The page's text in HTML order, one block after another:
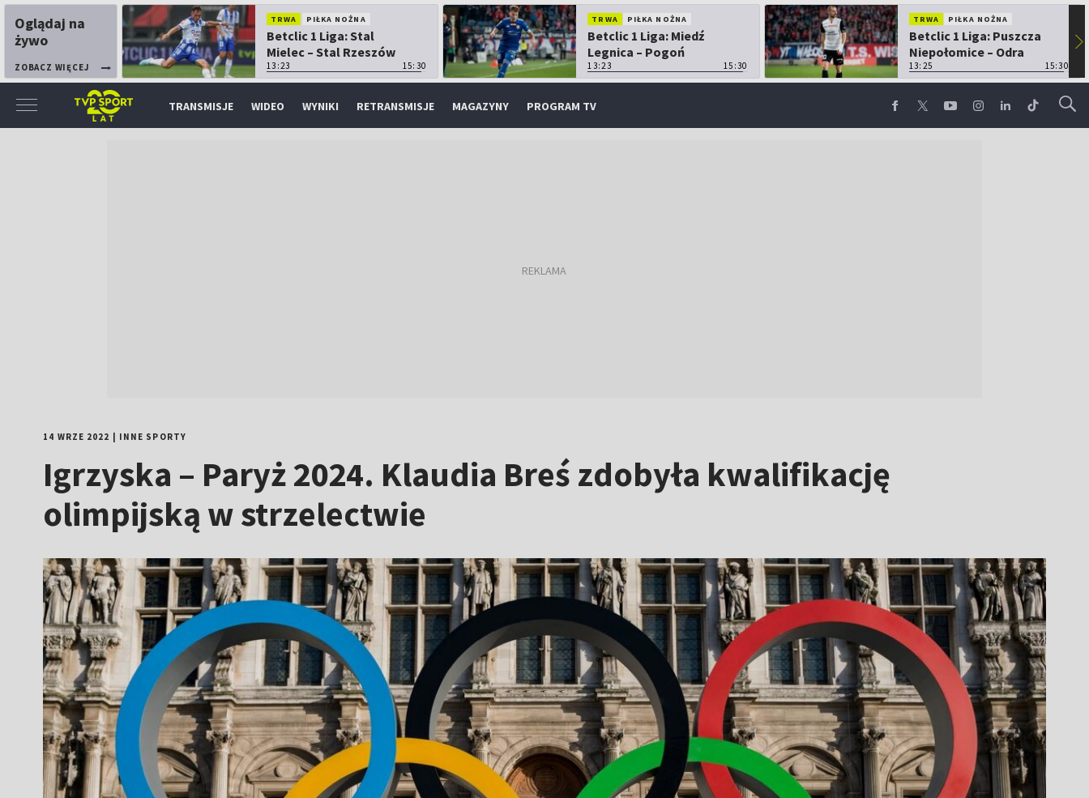
Oglądaj na
żywo
ZOBACZ WIĘCEJ
TRWA PIŁKA NOŻNA
Betclic 1 Liga: Stal
Mielec – Stal Rzeszów
13:23 15:30
TRWA PIŁKA NOŻNA
Betclic 1 Liga: Miedź
Legnica – Pogoń
Grodzisk Mazowiecki
13:23 15:30
TRWA PIŁKA NOŻNA
Betclic 1 Liga: Puszcza
Niepołomice – Odra
Opole
13:25 15:30
▶
TRANSMISJE WIDEO WYNIKI RETRANSMISJE MAGAZYNY PROGRAM TV
14 WRZE 2022 INNE SPORTY
Igrzyska – Paryż 2024. Klaudia Breś zdobyła kwalifikację
olimpijską w strzelectwie